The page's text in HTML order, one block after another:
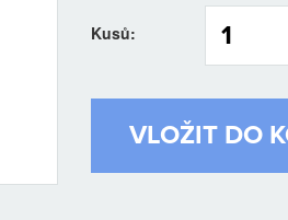
Kusů: